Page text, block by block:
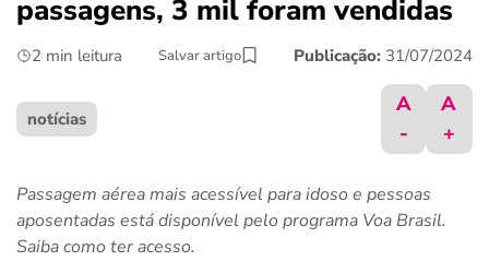
benefícios
crédito fácil
ferramentas
passagens, 3 mil foram vendidas
2 min leitura Salvar artigo Publicação: 31/07/2024
notícias
A
-
A
+
Passagem aérea mais acessível para idoso e pessoas
aposentadas está disponível pelo programa Voa Brasil.
Saiba como ter acesso.